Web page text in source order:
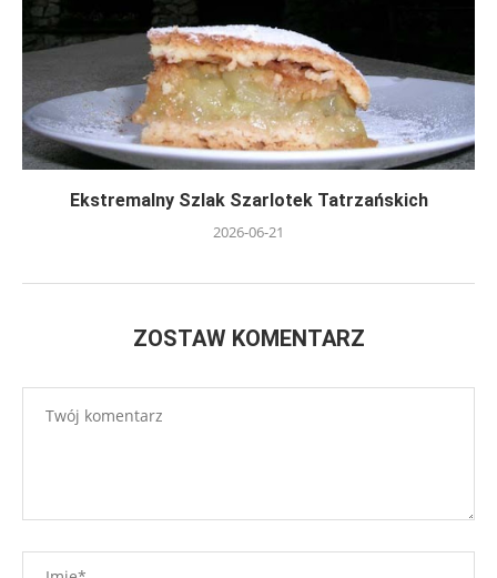
Ekstremalny Szlak Szarlotek Tatrzańskich
2026-06-21
ZOSTAW KOMENTARZ